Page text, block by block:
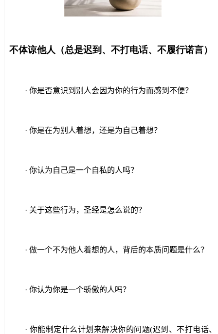
不体谅他人（总是迟到、不打电话、不履行诺言）
· 你是否意识到别人会因为你的行为而感到不便？
· 你是在为别人着想，还是为自己着想？
· 你认为自己是一个自私的人吗？
· 关于这些行为，圣经是怎么说的？
· 做一个不为他人着想的人，背后的本质问题是什么？
· 你认为你是一个骄傲的人吗？
· 你能制定什么计划来解决你的问题(迟到、不打电话、